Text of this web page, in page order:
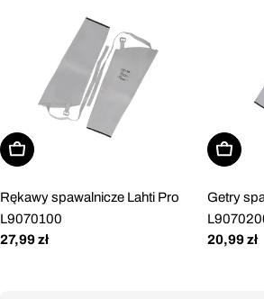
Dodaj do koszyka
Rękawy spawalnicze Lahti Pro
L9070100
Cena
27,99 zł
Dodaj
Getry
Cena
20,99 zł